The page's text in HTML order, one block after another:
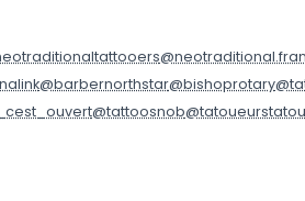
@barbernorthstar@bishoprotary
@tattoosnob@tatoueurstatou